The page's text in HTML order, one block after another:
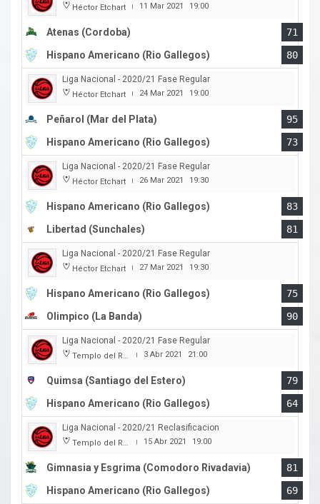
Héctor Etchart | 11 Mar 2021 19:00
Atenas (Cordoba)
71
Hispano Americano (Rio Gallegos)
80
Liga Nacional - 2020/21 Fase Regular
Héctor Etchart | 24 Mar 2021 19:00
Peñarol (Mar del Plata)
95
Hispano Americano (Rio Gallegos)
73
Liga Nacional - 2020/21 Fase Regular
Héctor Etchart | 26 Mar 2021 19:30
Hispano Americano (Rio Gallegos)
83
Libertad (Sunchales)
81
Liga Nacional - 2020/21 Fase Regular
Héctor Etchart | 27 Mar 2021 19:30
Hispano Americano (Rio Gallegos)
75
Olimpico (La Banda)
90
Liga Nacional - 2020/21 Fase Regular
Templo del Rock | 3 Abr 2021 21:00
Quimsa (Santiago del Estero)
79
Hispano Americano (Rio Gallegos)
64
Liga Nacional - 2020/21 Reclasificacion
Templo del Rock | 15 Abr 2021 19:00
Gimnasia y Esgrima (Comodoro Rivadavia)
81
Hispano Americano (Rio Gallegos)
69